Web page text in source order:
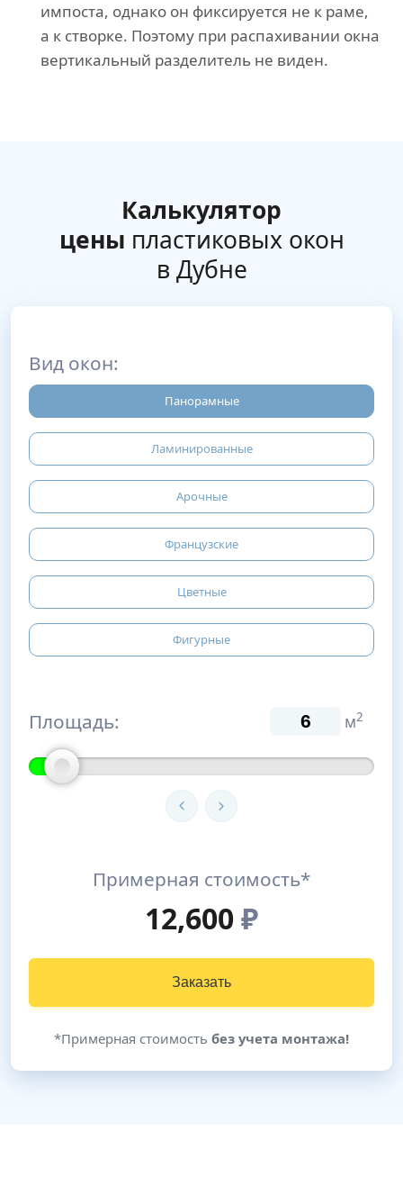
импоста, однако он фиксируется не к раме,
а к створке. Поэтому при распахивании окна
вертикальный разделитель не виден.
Калькулятор
цены пластиковых окон
в Дубне
Вид окон:
Панорамные
Ламинированные
Арочные
Французские
Цветные
Фигурные
Площадь: м2
Примерная стоимость*
12,600₽
Заказать
*Примерная стоимость без учета монтажа!